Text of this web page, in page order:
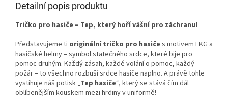
Detailní popis produktu
Tričko pro hasiče – Tep, který hoří vášní pro záchranu!
Představujeme ti originální tričko pro hasiče s motivem EKG a
hasičské helmy – symbol statečného srdce, které bije pro
pomoc druhým. Každý zásah, každé volání o pomoc, každý
požár – to všechno rozbuší srdce hasiče naplno. A právě tohle
vystihuje náš potisk „Tep hasiče“, který se stává čím dál
oblíbenějším kouskem mezi hrdiny v uniformě!